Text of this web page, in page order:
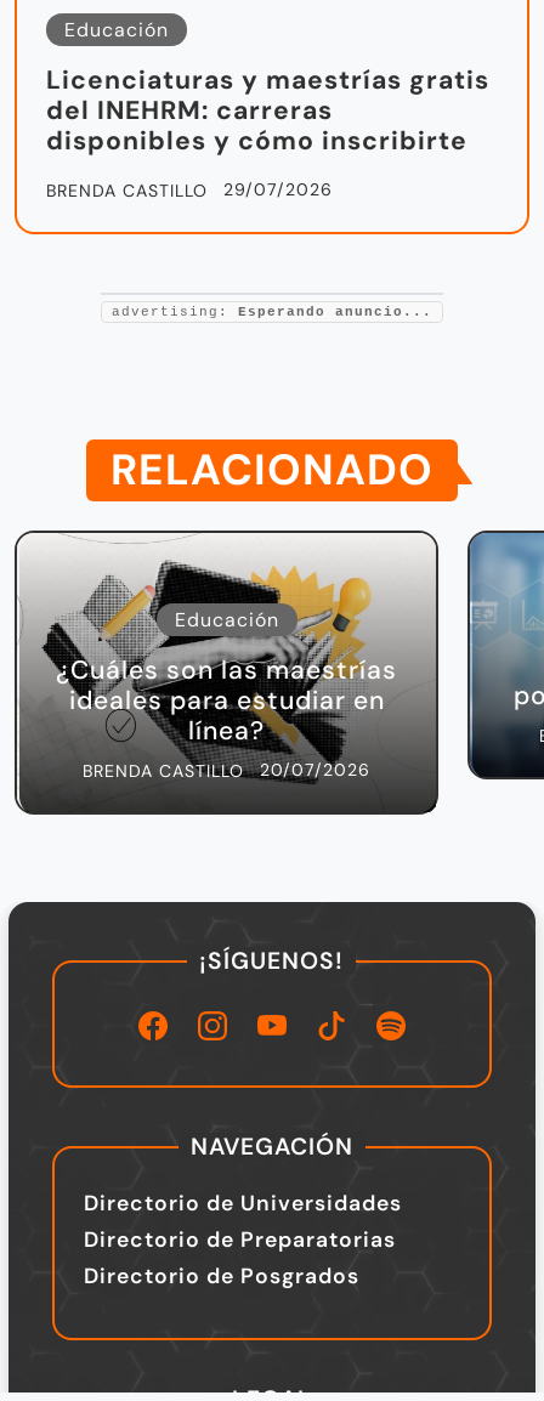
Educación
Licenciaturas y maestrías gratis
del INEHRM: carreras
disponibles y cómo inscribirte
BRENDA CASTILLO 29/07/2026
advertising: Esperando anuncio...
RELACIONADO
Educación
¿Cuáles son las maestrías
ideales para estudiar en
línea?
BRENDA CASTILLO 20/07/2026
¡SÍGUENOS!
NAVEGACIÓN
Directorio de Universidades
Directorio de Preparatorias
Directorio de Posgrados